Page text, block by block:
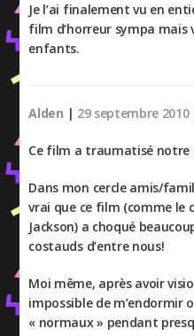
Je l’ai finalement vu en
film d’horreur sympa
enfants.
Alden | 29 septembre 2010
Ce film a traumatisé notre
Dans mon cercle amis/
vrai que ce film (comme le
Jackson) a choqué
costauds d’entre nous!
Moi même, après avoir
impossible de m’endormir
« normaux » pendant